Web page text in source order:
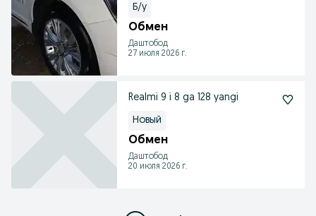
Б/у
Обмен
Даштобод
27 июля 2026 г.
Realmi 9 i 8 ga 128 yangi
Новый
Обмен
Даштобод
20 июля 2026 г.